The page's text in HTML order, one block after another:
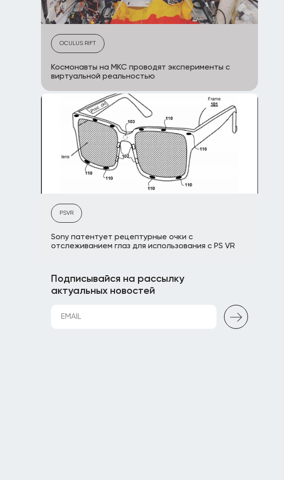
OCULUS RIFT
Космонавты на МКС проводят эксперименты с
виртуальной реальностью
PSVR
Sony патентует рецептурные очки с
отслеживанием глаз для использования с PS VR
Подписывайся на рассылку
актуальных новостей